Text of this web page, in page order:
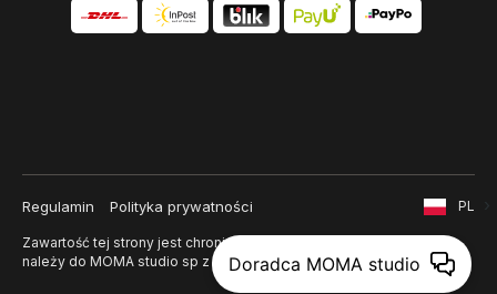
Regulamin Polityka prywatności
Zawartość tej strony jest chroniona prawem autorskim i
należy do MOMA studio sp z o. o.
PL
Doradca MOMA studio